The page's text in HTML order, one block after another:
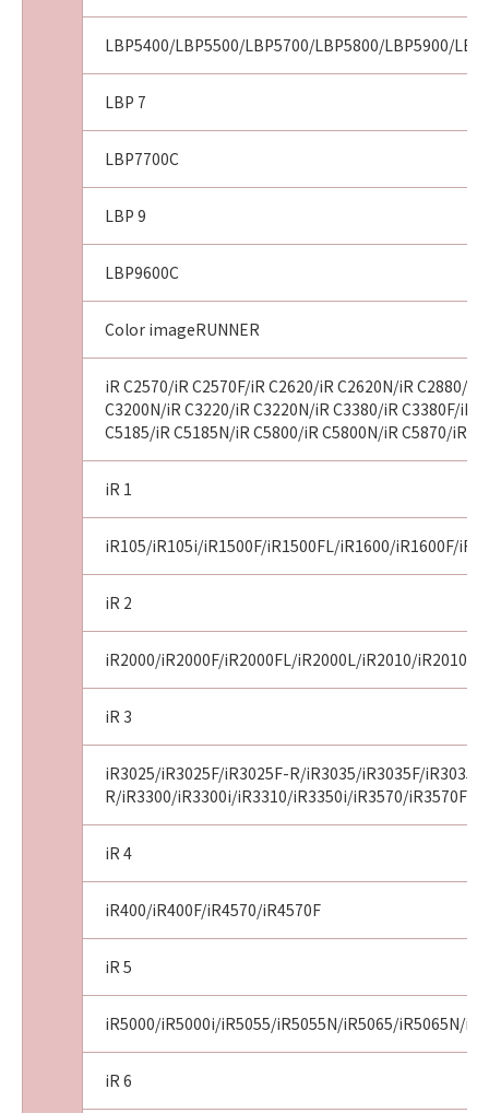
LBP5400/LBP5500/LBP5700/LBP5800/LBP5900/
LBP 7
LBP7700C
LBP 9
LBP9600C
Color imageRUNNER
iR C2570/iR C2570F/iR C2620/iR C2620N/iR C2880/
C3200N/iR C3220/iR C3220N/iR C3380/iR C3380F/iR
C5185/iR C5185N/iR C5800/iR C5800N/iR C5870/iR
iR 1
iR105/iR105i/iR1500F/iR1500FL/iR1600/iR1600F/
iR 2
iR2000/iR2000F/iR2000FL/iR2000L/iR2010/
iR 3
iR3025/iR3025F/iR3025F-R/iR3035/iR3035F/
R/iR3300/iR3300i/iR3310/iR3350i/iR3570/iR3570F
iR 4
iR400/iR400F/iR4570/iR4570F
iR 5
iR5000/iR5000i/iR5055/iR5055N/iR5065/iR5065N/
iR 6